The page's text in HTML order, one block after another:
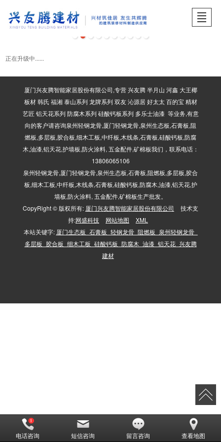
正在升级中......
厦门兴友腾智能家居股份有限公司,专营 兴友腾 半月山 河鑫 大王椰
板材 韩氏 福湘 泰山系列 龙牌系列 双友 沁源居 好太太 百的宝 精材
艺匠 铝天花系列 防腐木系列 硅酸钙板系列 多乐士油漆 等业务,有意
向的客户请咨询泉州轻钢龙骨,厦门轻钢龙骨,泉州生态板,石膏板,阻
燃板,多层板,胶合板,细木工板,中纤板,木线条,石膏板,硅酸钙板,防腐
木,油漆,铝天花,护墙板,防火涂料, 五金配件,矿棉板我们，联系电话：
13806065106
泉州轻钢龙骨,厦门轻钢龙骨,泉州生态板,石膏板,阻燃板,多层板,胶合
板,细木工板,中纤板,木线条,石膏板,硅酸钙板,防腐木,油漆,铝天花,护
墙板,防火涂料, 五金配件,矿棉板生产批发。
CopyRight © 版权所有: 厦门兴友腾智能家居股份有限公司
技术支
持:网盛科技 网站地图
XML
本站关键字: 厦门生态板_石膏板_轻钢龙骨_阻燃板_泉州轻钢龙骨_
多层板_胶合板_细木工板_硅酸钙板_防腐木_油漆_铝天花_兴友腾
建材
电话咨询 短信咨询 留言咨询 查看地图